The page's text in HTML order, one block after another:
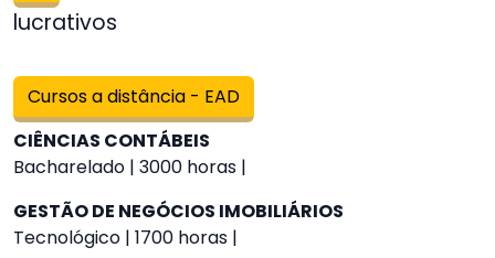
lucrativos
Cursos a distância - EAD
CIÊNCIAS CONTÁBEIS
Bacharelado | 3000 horas |
GESTÃO DE NEGÓCIOS IMOBILIÁRIOS
Tecnológico | 1700 horas |